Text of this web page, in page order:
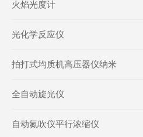
火焰光度计
光化学反应仪
拍打式均质机高压器仪纳米
全自动旋光仪
自动氮吹仪平行浓缩仪